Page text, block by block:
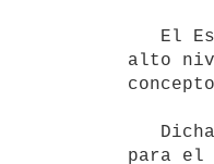
alto
para el